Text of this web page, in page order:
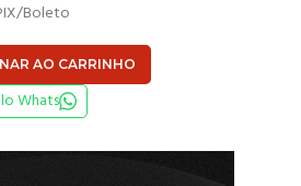
Boleto
AO CARRINHO
Whats